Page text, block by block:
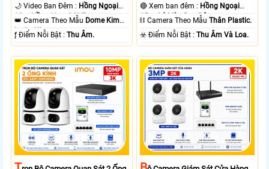
🌙 Video Ban Đêm : Hồng Ngoại
10m Hồng Ngoại SMD.
👑 Camera Theo Mẫu Dome Kim
loại + Nhựa.
️ƒ Điểm Nỗi Bật :Thu Âm.
🔴 Xem ban đêm : Hồng Ngoại
15m Có Màu Ban Ðêm.
⛓ Camera Theo MẫuThân Plastic.
️☣️ Điểm Nỗi Bật :Thu Âm Và Loa.